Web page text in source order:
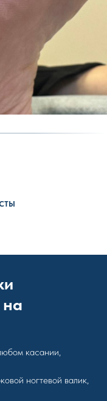
касании,
ногтевой валик,